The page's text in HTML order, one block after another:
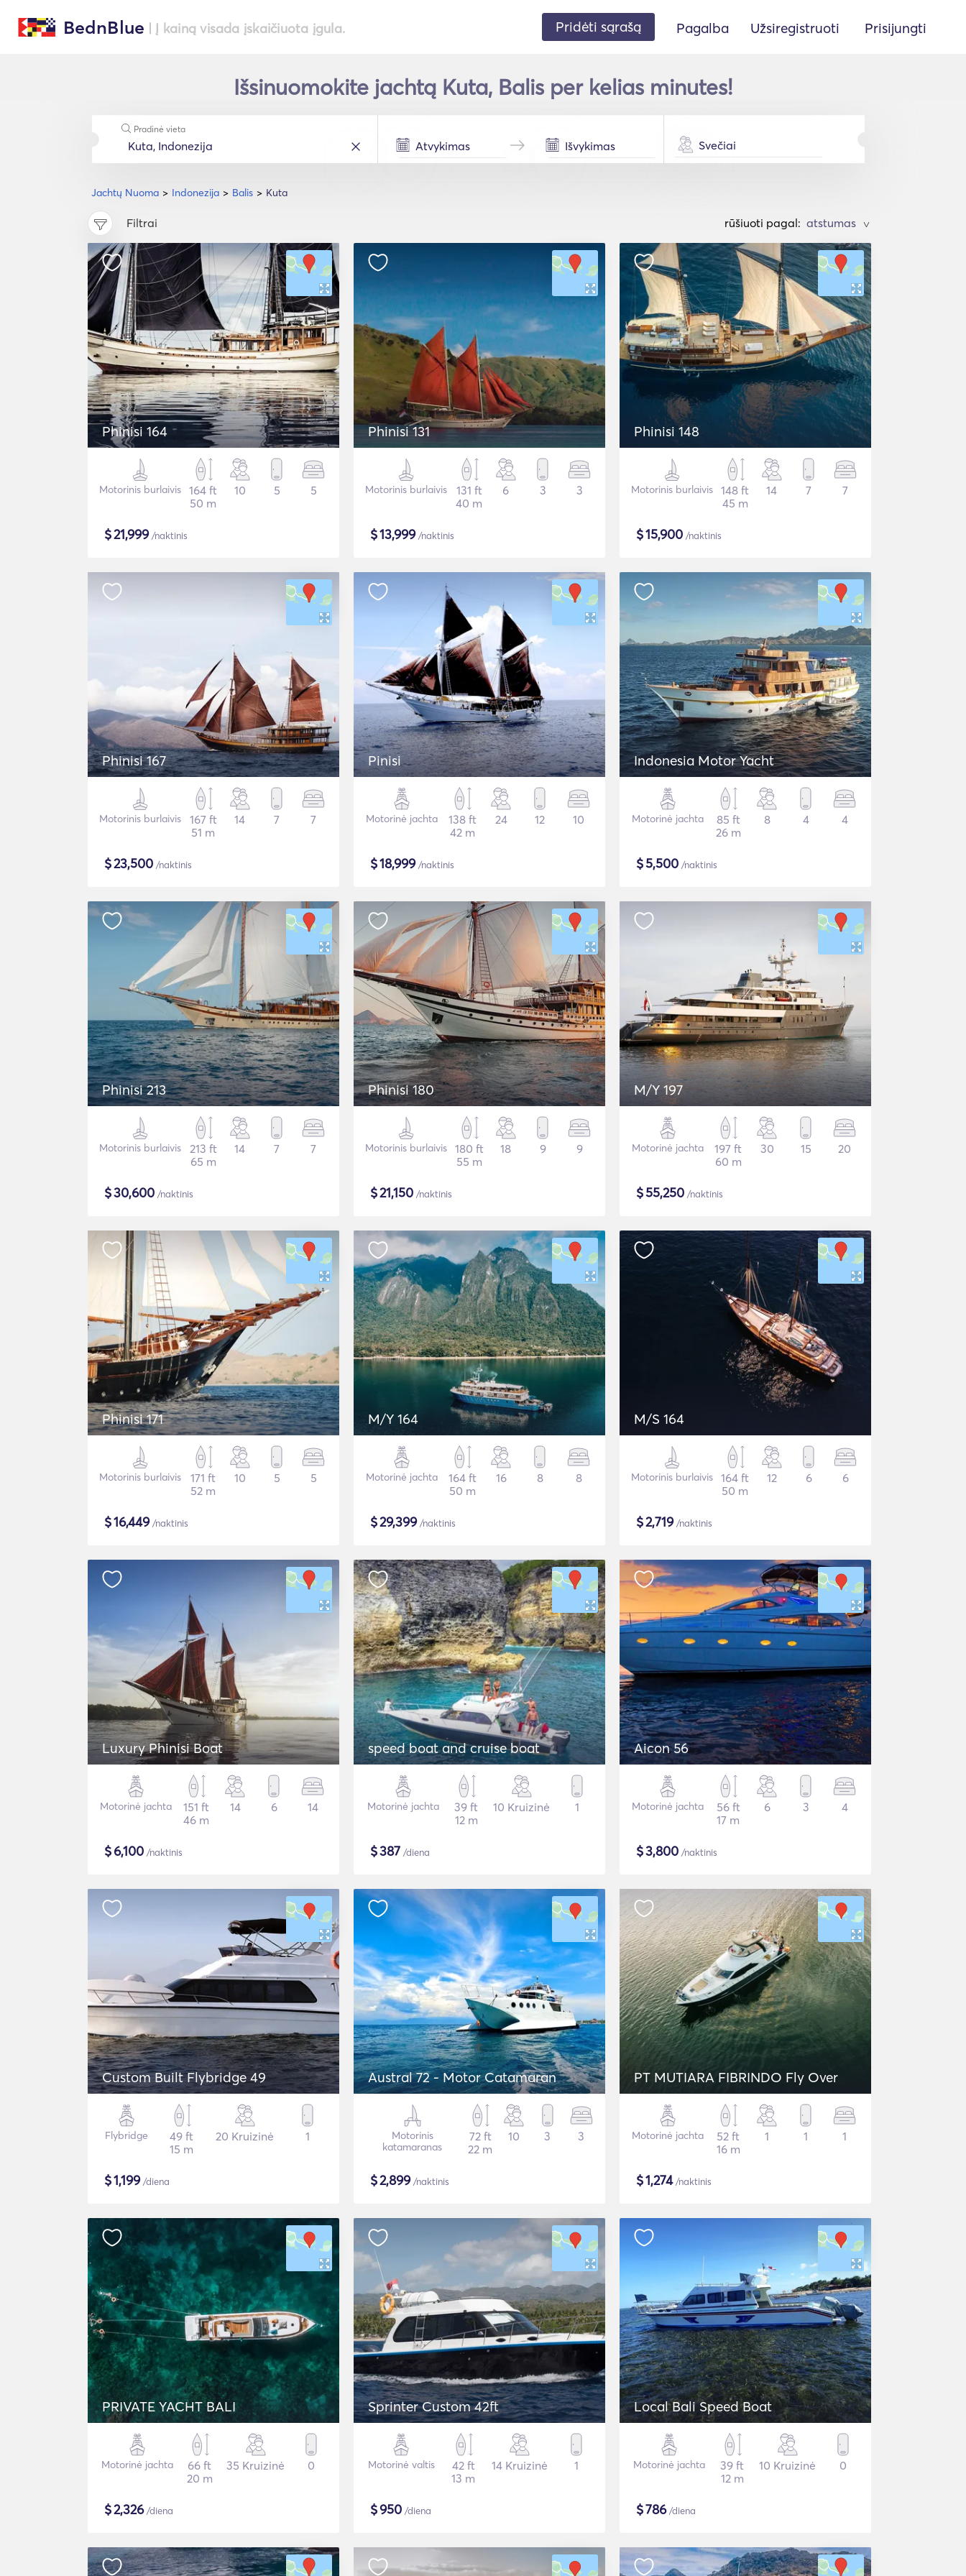
BednBlue | Į kainą visada įskaičiuota įgula. Pridėti sąrašą Pagalba Užsiregistruoti Prisijungti
Išsinuomokite jachtą Kuta, Balis per kelias minutes!
Jachtų Nuoma Indonezija Balis Kuta
Pradinė vieta
Svečiai
Filtrai rūšiuoti pagal: >
Phinisi 164
Motorinis burlaivis
164 ft
50 m
10 5 5
$21,999/naktinis
Phinisi 131
Motorinis burlaivis
131 ft
40 m
6 3 3
$13,999/naktinis
Phinisi 148
Motorinis burlaivis
148 ft
45 m
14 7 7
$15,900 /naktinis
Phinisi 167
Motorinis burlaivis
167 ft
51 m
14 7 7
$23,500 /naktinis
Pinisi
Motorinė jachta
138 ft
42 m
24 12 10
$18,999/naktinis
Indonesia Motor Yacht
Motorinė jachta
85 ft
26 m
8 4 4
$5,500 /naktinis
Phinisi 213
Motorinis burlaivis
213 ft
65 m
14 7 7
$30,600 /naktinis
Phinisi 180
Motorinis burlaivis
180 ft
55 m
18 9 9
$21,150 /naktinis
M/Y 197
Motorinė jachta
197 ft
60 m
30 15 20
$55,250 /naktinis
Phinisi 171
Motorinis burlaivis
171 ft
52 m
10 5 5
$16,449/naktinis
M/Y 164
Motorinė jachta
164 ft
50 m
16 8 8
$29,399/naktinis
M/S 164
Motorinis burlaivis
164 ft
50 m
12 6 6
$2,719/naktinis
Luxury Phinisi Boat
Motorinė jachta
151 ft
46 m
14 6 14
$6,100 /naktinis
speed boat and cruise boat
Motorinė jachta
39 ft
12 m
10 Kruizinė 1
$387 /diena
Aicon 56
Motorinė jachta
56 ft
17 m
6 3 4
$3,800 /naktinis
Custom Built Flybridge 49
Flybridge
49 ft
15 m
20 Kruizinė 1
$1,199/diena
Austral 72 - Motor Catamaran
Motorinis
katamaranas
72 ft
22 m
10 3 3
$2,899/naktinis
PT MUTIARA FIBRINDO Fly Over
Motorinė jachta
52 ft
16 m
1 1 1
$1,274/naktinis
PRIVATE YACHT BALI
Motorinė jachta
66 ft
20 m
35 Kruizinė 0
$2,326/diena
Sprinter Custom 42ft
Motorinė valtis
42 ft
13 m
14 Kruizinė 1
$950 /diena
Local Bali Speed Boat
Motorinė jachta
39 ft
12 m
10 Kruizinė 0
$786/diena